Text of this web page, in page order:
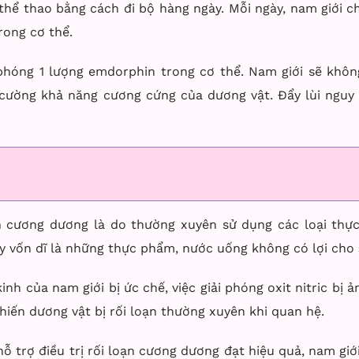
thao bằng cách đi bộ hàng ngày. Mỗi ngày, nam giới
cơ thể.
1 lượng emdorphin trong cơ thể. Nam giới sẽ
khả năng cương cứng của dương vật. Đẩy lùi
dương là do thường xuyên sử dụng các loại
dĩ là những thực phẩm, nước uống không có lợi cho
của nam giới bị ức chế, việc giải phóng oxit nitric bị
dương vật bị rối loạn thường xuyên khi quan hệ.
trợ điều trị rối loạn cương dương đạt hiệu quả, nam